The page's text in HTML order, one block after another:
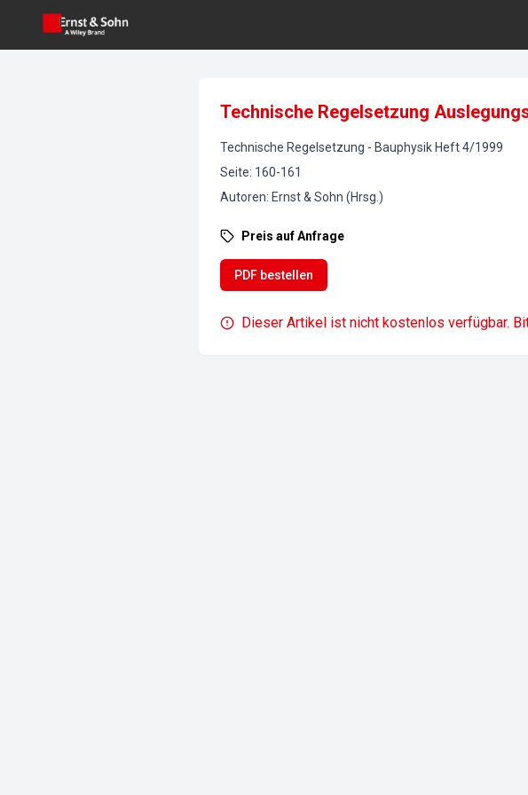
Technische Regelsetzung
Technische Regelsetzung - Bauphysik Heft4/1999
Seite: 160-161
Autoren: Ernst & Sohn (Hrsg.)
Preis auf Anfrage
PDF bestellen
Dieser Artikel ist nicht kostenlos verfügbar.